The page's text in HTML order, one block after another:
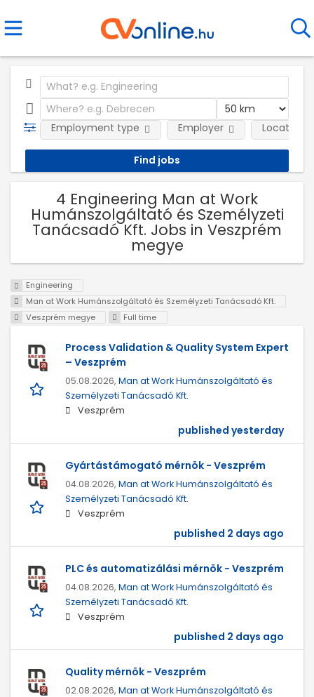
Employment type Employer Location
4 Engineering Man at Work
Humánszolgáltató és Személyzeti
Tanácsadó Kft. Jobs in Veszprém
megye
Engineering
Man at Work Humánszolgáltató és Személyzeti Tanácsadó Kft.
Veszprém megye
Full time
Process Validation & Quality System Expert
– Veszprém
05.08.2026, Man at Work Humánszolgáltató és
Személyzeti Tanácsadó Kft.
Veszprém
published yesterday
Gyártástámogató mérnök - Veszprém
04.08.2026, Man at Work Humánszolgáltató és
Személyzeti Tanácsadó Kft.
Veszprém
published 2 days ago
PLC és automatizálási mérnök - Veszprém
04.08.2026, Man at Work Humánszolgáltató és
Személyzeti Tanácsadó Kft.
Veszprém
published 2 days ago
Quality mérnök - Veszprém
02.08.2026, Man at Work Humánszolgáltató és